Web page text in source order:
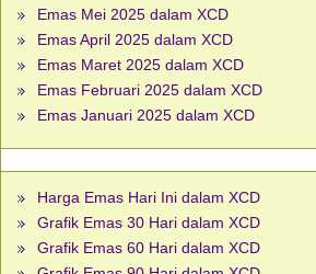
Emas Mei 2025 dalam XCD
Emas April 2025 dalam XCD
Emas Maret 2025 dalam XCD
Emas Februari 2025 dalam XCD
Emas Januari 2025 dalam XCD
Harga Emas Hari Ini dalam XCD
Grafik Emas 30 Hari dalam XCD
Grafik Emas 60 Hari dalam XCD